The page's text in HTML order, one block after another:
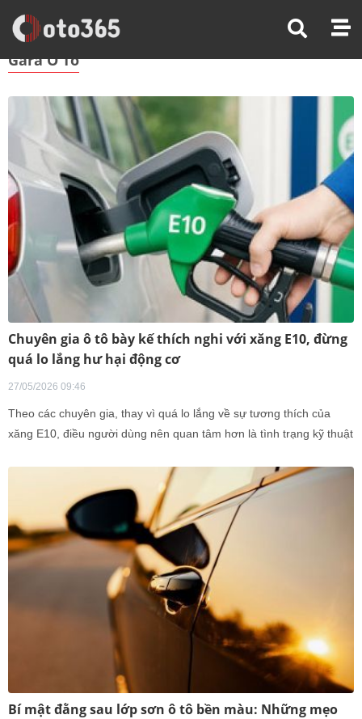
Trang Chủ Gara Ô Tô
Gara Ô Tô
Chuyên gia ô tô bày kế thích nghi với xăng E10, đừng
quá lo lắng hư hại động cơ
27/05/2026 09:46
Theo các chuyên gia, thay vì quá lo lắng về sự tương thích của
xăng E10, điều người dùng nên quan tâm hơn là tình trạng kỹ thuật
Bí mật đằng sau lớp sơn ô tô bền màu: Những mẹo